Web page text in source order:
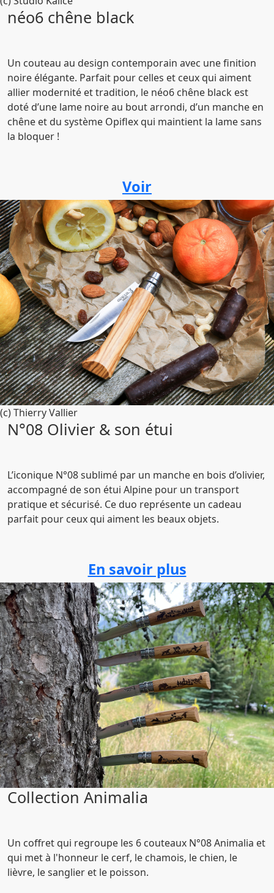
néo6 chêne black
Un couteau au design contemporain avec une finition
noire élégante. Parfait pour celles et ceux qui aiment
allier modernité et tradition, le néo6 chêne black est
doté d’une lame noire au bout arrondi, d’un manche en
chêne et du système Opiflex qui maintient la lame sans
la bloquer !
Voir
(c) Thierry Vallier
N°08 Olivier & son étui
L’iconique N°08 sublimé par un manche en bois d’olivier,
accompagné de son étui Alpine pour un transport
pratique et sécurisé. Ce duo représente un cadeau
parfait pour ceux qui aiment les beaux objets.
En savoir plus
Collection Animalia
Un coffret qui regroupe les 6 couteaux N°08 Animalia et
qui met à l'honneur le cerf, le chamois, le chien, le
lièvre, le sanglier et le poisson.